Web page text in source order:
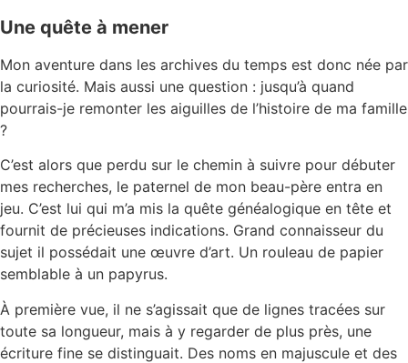
Une quête à mener
Mon aventure dans les archives du temps est donc née par
la curiosité. Mais aussi une question : jusqu’à quand
pourrais-je remonter les aiguilles de l’histoire de ma famille
?
C’est alors que perdu sur le chemin à suivre pour débuter
mes recherches, le paternel de mon beau-père entra en
jeu. C’est lui qui m’a mis la quête généalogique en tête et
fournit de précieuses indications. Grand connaisseur du
sujet il possédait une œuvre d’art. Un rouleau de papier
semblable à un papyrus.
À première vue, il ne s’agissait que de lignes tracées sur
toute sa longueur, mais à y regarder de plus près, une
écriture fine se distinguait. Des noms en majuscule et des